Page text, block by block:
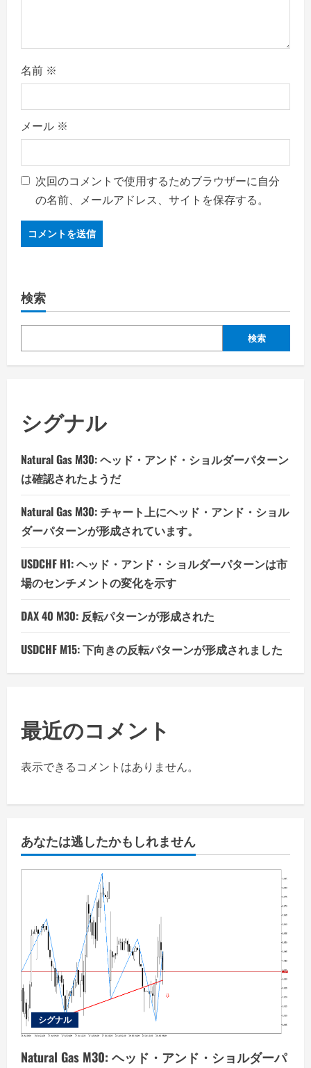
名前 ※
メール ※
次回のコメントで使用するためブラウザーに自分
の名前、メールアドレス、サイトを保存する。
検索
検索
シグナル
Natural Gas M30: ヘッド・アンド・ショルダーパターン
は確認されたようだ
Natural Gas M30: チャート上にヘッド・アンド・ショル
ダーパターンが形成されています。
USDCHF H1: ヘッド・アンド・ショルダーパターンは市
場のセンチメントの変化を示す
DAX 40 M30: 反転パターンが形成された
USDCHF M15: 下向きの反転パターンが形成されました
最近のコメント
表示できるコメントはありません。
あなたは逃したかもしれません
シグナル
Natural Gas M30: ヘッド・アンド・ショルダーパ